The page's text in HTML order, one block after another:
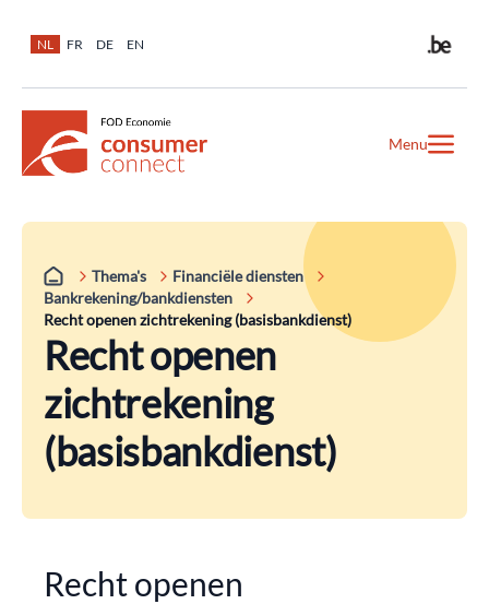
NL FR DE EN
Menu
Thema's
Financiële diensten
Bankrekening/bankdiensten
Recht openen zichtrekening (basisbankdienst)
Recht openen
zichtrekening
(basisbankdienst)
Recht openen